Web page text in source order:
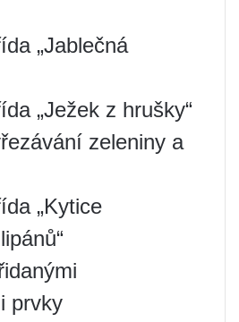
„Jablečná
„Ježek z hrušky“
zeleniny a
„Kytice
prvky